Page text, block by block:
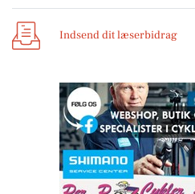
Indsend dit læserbidrag